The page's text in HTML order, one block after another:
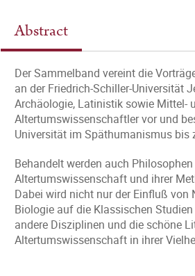
Abstract
Der Sammelband vereint die
an der Friedrich-Schiller-Universität
Archäologie, Latinistik sowie Mittel-
Altertumswissenschaftler vor und
Universität im Späthumanismus bis
Behandelt werden auch
Altertumswissenschaft und ihrer
Dabei wird nicht nur der Einfluß von
Biologie auf die Klassischen
andere Disziplinen und die schöne
Altertumswissenschaft in ihrer